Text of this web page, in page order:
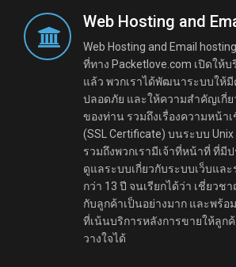
Web Hosting and
Web Hosting and Email
ที่ทาง Packetlove.com เปิดให้บ
แล้ว พวกเราได้พัฒนาระบบให้มี
ปลอดภัย และให้ความสำคัญเกี่
ของท่าน รวมถึงเรื่องความหน้า
(SSL Certificate) บนระบบ
รวมถึงพวกเรามีเจ้าที่หน้าที่ ที่มี
ดูแลระบบเกี่ยวกับระบบเว็บแล
กว่า 13 ปี จนเรียกได้ว่า เชี่ยวช
กับลูกค้าเป็นอย่างมาก และพร้อ
ที่เน้นบริการหลังการขายให้ลูก
วางใจได้